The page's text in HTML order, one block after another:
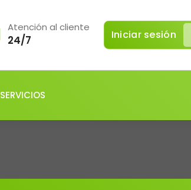
Atención al cliente
24/7 Iniciar sesión
SERVICIOS